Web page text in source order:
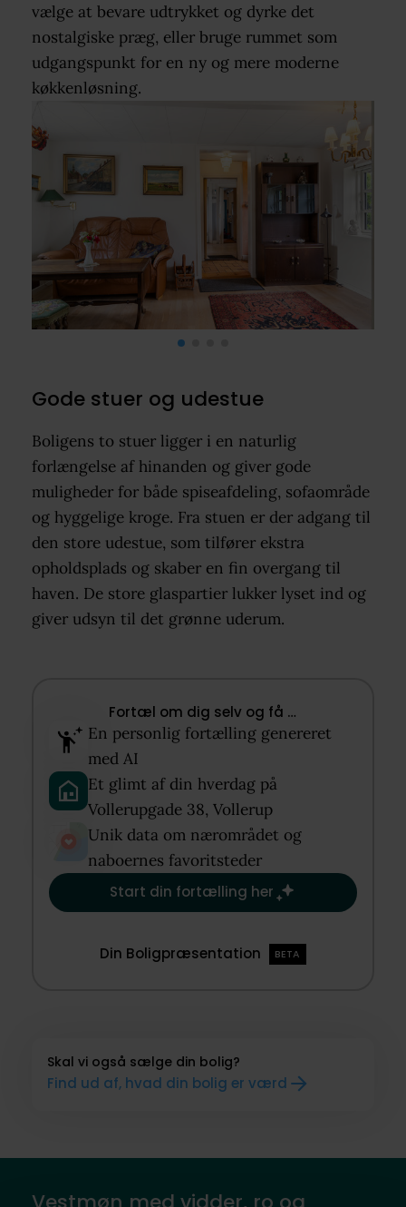
vælge at bevare udtrykket og dyrke det
nostalgiske præg, eller bruge rummet som
udgangspunkt for en ny og mere moderne
køkkenløsning.
Gode stuer og udestue
Boligens to stuer ligger i en naturlig
forlængelse af hinanden og giver gode
muligheder for både spiseafdeling, sofaområde
og hyggelige kroge. Fra stuen er der adgang til
den store udestue, som tilfører ekstra
opholdsplads og skaber en fin overgang til
haven. De store glaspartier lukker lyset ind og
giver udsyn til det grønne uderum.
Fortæl om dig selv og få …​
En personlig fortælling genereret
med AI​
Et glimt af din hverdag på
Vollerupgade 38, Vollerup​
Unik data om nærområdet og
naboernes favoritsteder​
Start din fortælling her
Din Boligpræsentation BETA
Skal vi også sælge din bolig?
Find ud af, hvad din bolig er værd